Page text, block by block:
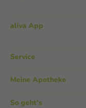
aliva App
Service
Meine Apotheke
So geht's